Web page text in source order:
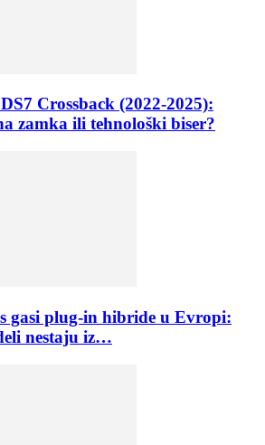
Crossback (2022-2025):
zamka ili tehnološki biser?
gasi plug-in hibride u Evropi:
nestaju iz…